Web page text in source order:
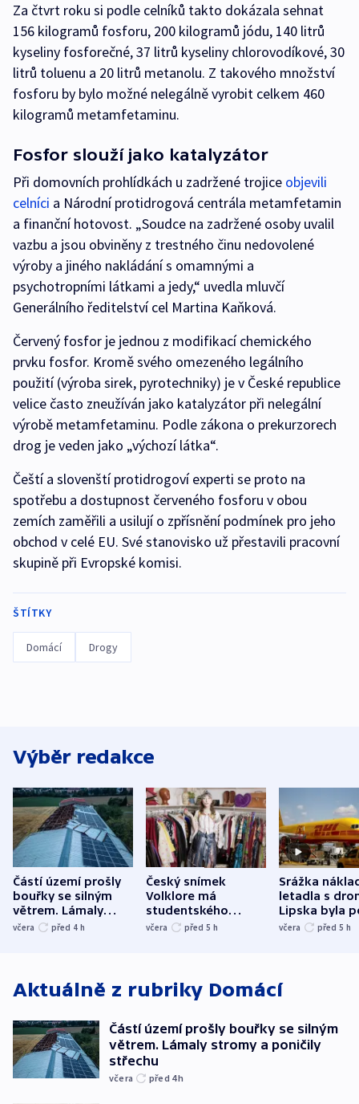
Za čtvrt roku si podle celníků takto dokázala sehnat
156 kilogramů fosforu, 200 kilogramů jódu, 140 litrů
kyseliny fosforečné, 37 litrů kyseliny chlorovodíkové, 30
litrů toluenu a 20 litrů metanolu. Z takového množství
fosforu by bylo možné nelegálně vyrobit celkem 460
kilogramů metamfetaminu.
Fosfor slouží jako katalyzátor
Při domovních prohlídkách u zadržené trojice objevili
celníci a Národní protidrogová centrála metamfetamin
a finanční hotovost. „Soudce na zadržené osoby uvalil
vazbu a jsou obviněny z trestného činu nedovolené
výroby a jiného nakládání s omamnými a
psychotropními látkami a jedy,“ uvedla mluvčí
Generálního ředitelství cel Martina Kaňková.
Červený fosfor je jednou z modifikací chemického
prvku fosfor. Kromě svého omezeného legálního
použití (výroba sirek, pyrotechniky) je v České republice
velice často zneužíván jako katalyzátor při nelegální
výrobě metamfetaminu. Podle zákona o prekurzorech
drog je veden jako „výchozí látka“.
Čeští a slovenští protidrogoví experti se proto na
spotřebu a dostupnost červeného fosforu v obou
zemích zaměřili a usilují o zpřísnění podmínek pro jeho
obchod v celé EU. Své stanovisko už přestavili pracovní
skupině při Evropské komisi.
ŠTÍTKY
Domácí Drogy
Výběr redakce
Částí území prošly
bouřky se silným
větrem. Lámaly
stromy a poničily
včera před 4 h
Český snímek
Volklore má
studentského
Oscara, zabojuje o
včera před 5 h
Srážka
letadla s
Lipska byla
německého
včera před 5 h
Aktuálně z rubriky Domácí
Částí území prošly bouřky se silným
větrem. Lámaly stromy a poničily
střechu
včera před 4h